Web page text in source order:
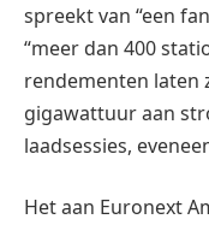
spreekt van “een
“meer dan 400
rendementen laten
gigawattuur aan
laadsessies,
Het aan Euronext